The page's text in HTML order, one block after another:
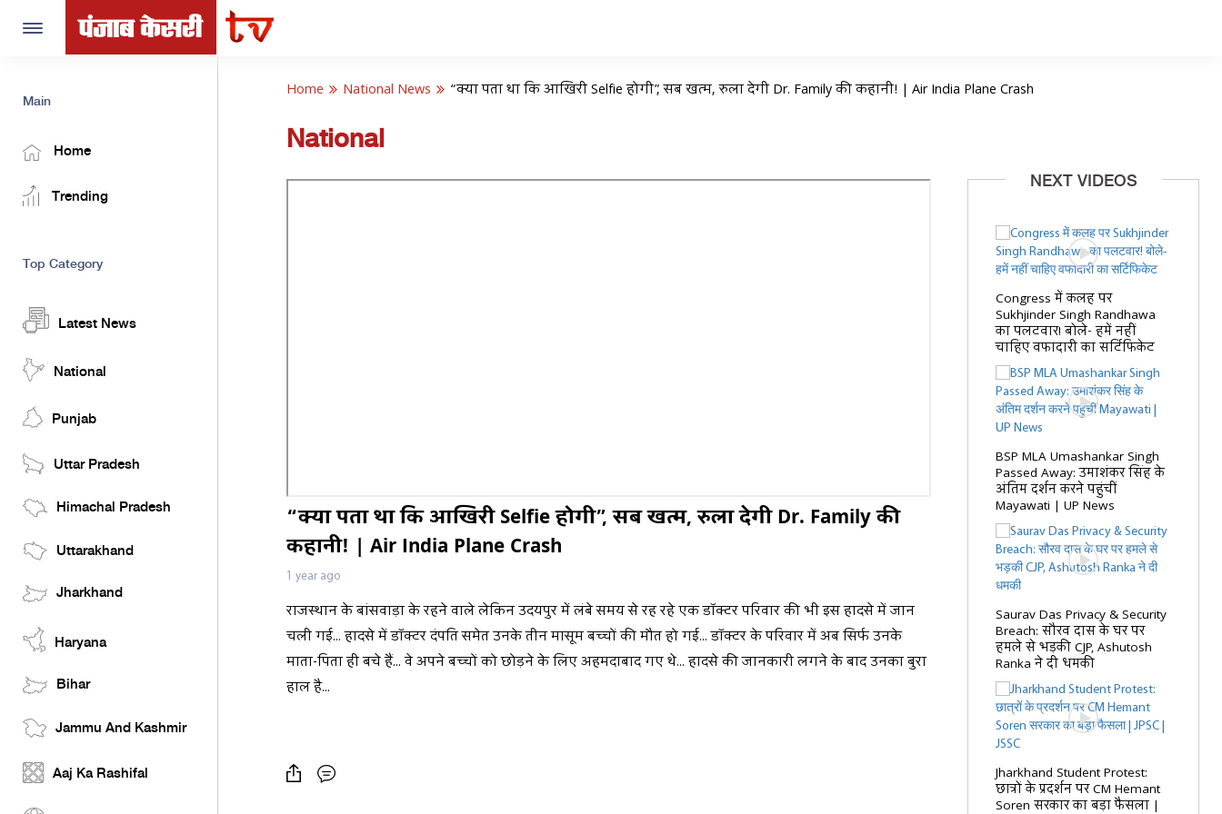
Toggle
Main
Home
Trending
Top Category
Latest News
National
Punjab
Uttar Pradesh
Himachal Pradesh
Uttarakhand
Jharkhand
Haryana
Bihar
Jammu And Kashmir
Aaj Ka Rashifal
Home National News “क्या पता था कि आखिरी Selfie होगी”, सब खत्म, रुला देगी Dr. Family की कहानी! | Air India Plane Crash
National
“क्या पता था कि आखिरी Selfie होगी”, सब खत्म, रुला देगी Dr. Family की
कहानी! | Air India Plane Crash
1 year ago
राजस्थान के बांसवाड़ा के रहने वाले लेकिन उदयपुर में लंबे समय से रह रहे एक डॉक्टर परिवार की भी इस हादसे में जान
चली गई... हादसे में डॉक्टर दंपति समेत उनके तीन मासूम बच्चों की मौत हो गई... डॉक्टर के परिवार में अब सिर्फ उनके
माता-पिता ही बचे हैं... वे अपने बच्चों को छोड़ने के लिए अहमदाबाद गए थे... हादसे की जानकारी लगने के बाद उनका बुरा
हाल है...
NEXT VIDEOS
Congress में कलह पर
Sukhjinder Singh Randhawa
का पलटवार! बोले- हमें नहीं
चाहिए वफादारी का सर्टिफिकेट
BSP MLA Umashankar Singh
Passed Away: उमाशंकर सिंह के
अंतिम दर्शन करने पहुंचीं
Mayawati | UP News
Saurav Das Privacy & Security
Breach: सौरव दास के घर पर
हमले से भड़की CJP, Ashutosh
Ranka ने दी धमकी
Jharkhand Student Protest:
छात्रों के प्रदर्शन पर CM Hemant
Soren सरकार का बड़ा फैसला |